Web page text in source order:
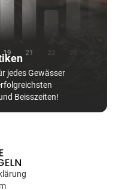
jedes Gewässer
Beisszeiten!